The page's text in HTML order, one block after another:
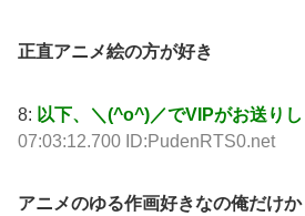
正直アニメ絵の方が好き
8: 以下、＼(^o^)／でVIPがお送り
07:03:12.700 ID:PudenRTS0.net
アニメのゆる作画好きなの俺だけか